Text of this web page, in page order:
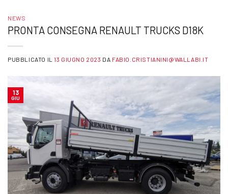
NEWS
PRONTA CONSEGNA RENAULT TRUCKS D18K
PUBBLICATO IL13 GIUGNO 2023 DA FABIO.CRISTIANINI@WALLABI.IT
13
GIU